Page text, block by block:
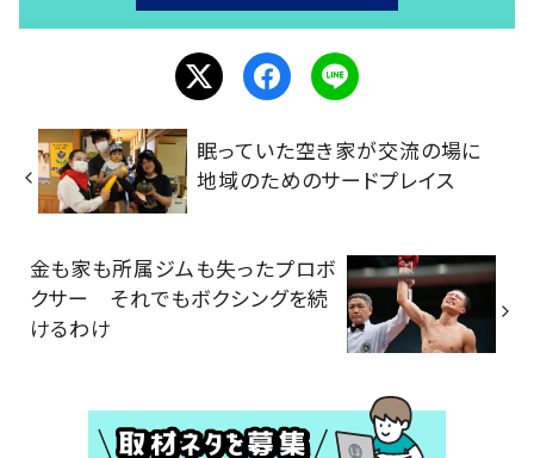
眠っていた空き家が交流の場に
地域のためのサードプレイス
金も家も所属ジムも失ったプロボ
クサー それでもボクシングを続
けるわけ